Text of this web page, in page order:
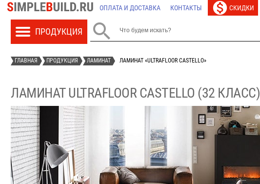
ОПЛАТА И ДОСТАВКА КОНТАКТЫ СКИДКИ

ГЛАВНАЯ ПРОДУКЦИЯ ЛАМИНАТ ЛАМИНАТ «ULTRAFLOOR CASTELLO»
ЛАМИНАТ ULTRAFLOOR CASTELLO (32 КЛАСС)